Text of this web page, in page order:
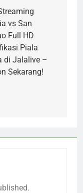
vs San
Full HD
Piala
di Jalalive –
Sekarang!